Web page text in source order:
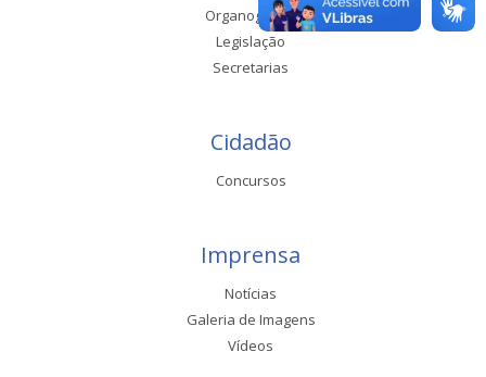
Organograma
Legislação
Secretarias
Cidadão
Concursos
Imprensa
Notícias
Galeria de Imagens
Vídeos